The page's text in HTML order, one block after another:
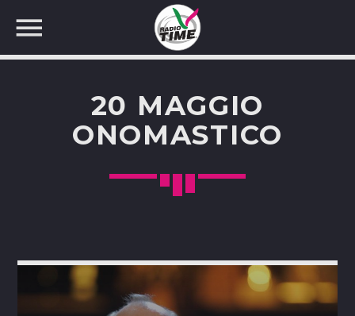
CERCA NEL SITO WEB:
20 MAGGIO
ONOMASTICO